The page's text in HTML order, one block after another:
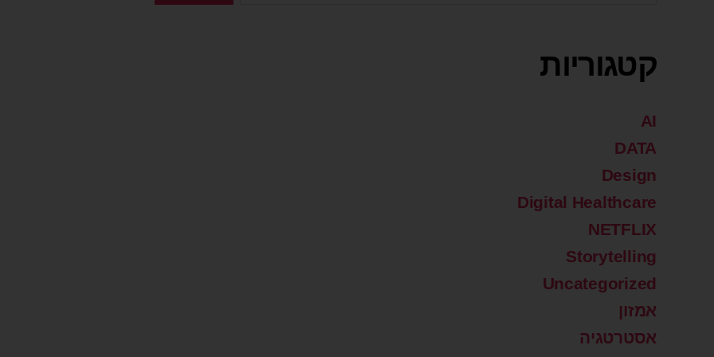
קטגוריות
AI
DATA
Design
Digital Healthcare
NETFLIX
Storytelling
Uncategorized
אמזון
אסטרטגיה